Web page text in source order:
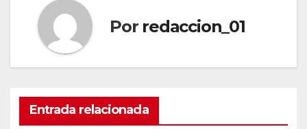
Por redaccion_01
Entrada relacionada